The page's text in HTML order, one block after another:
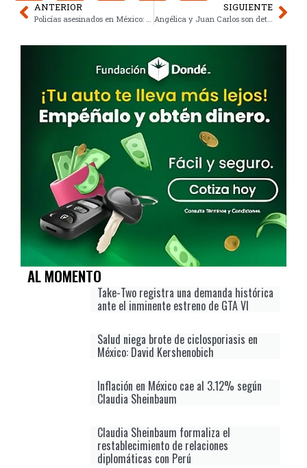
ANTERIOR SIGUIENTE
Angélica y Juan Carlos son detenidos por la muerte de Erik: la tragedia que sacude a Morelos
AL MOMENTO
Take-Two registra una demanda histórica
ante el inminente estreno de GTA VI
Salud niega brote de ciclosporiasis en
México: David Kershenobich
Inflación en México cae al 3.12% según
Claudia Sheinbaum
Claudia Sheinbaum formaliza el
restablecimiento de relaciones
diplomáticas con Perú